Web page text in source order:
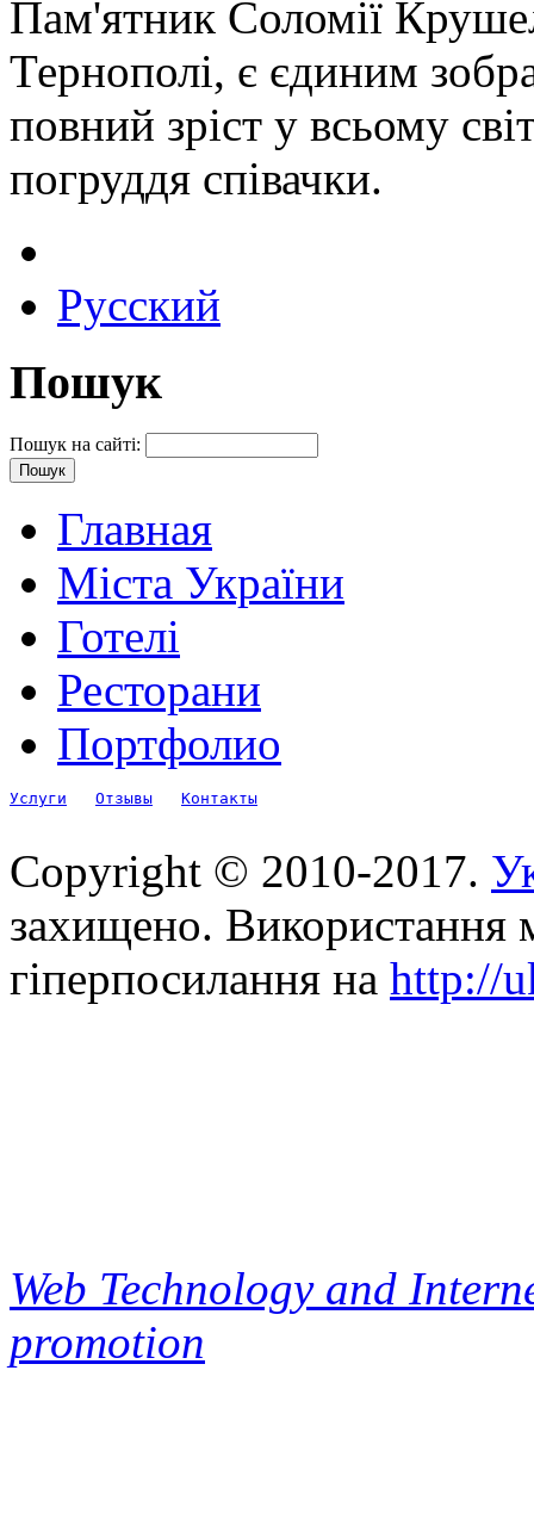
Пам'ятник Соломії
Тернополі, є єдиним
повний зріст у всьому
погруддя співачки.
Русский
Пошук
Пошук на сайті:
Главная
Міста України
Готелі
Ресторани
Портфолио
Услуги Отзывы Контакты
Copyright © 2010-2017.
захищено. Використання
гіперпосилання на http://
Web Technology and
promotion